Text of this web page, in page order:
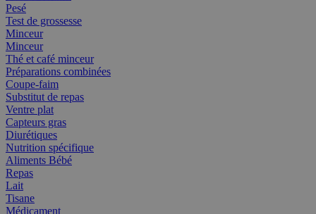
Pesé
Test de grossesse
Minceur
Minceur
Thé et café minceur
Préparations combinées
Coupe-faim
Substitut de repas
Ventre plat
Capteurs gras
Diurétiques
Nutrition spécifique
Aliments Bébé
Repas
Lait
Tisane
Médicament